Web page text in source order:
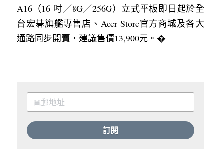
A16（16 吋／8G／256G）立式平板即日起於全
台宏碁旗艦專售店、Acer Store官方商城及各大
通路同步開賣，建議售價13,900元。�
訂閱